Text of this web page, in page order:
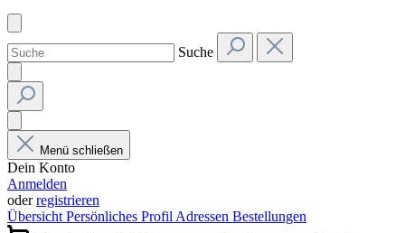
Suche
Menü schließen
Dein Konto
Anmelden
oderregistrieren
ÜbersichtPersönliches ProfilAdressen Bestellungen